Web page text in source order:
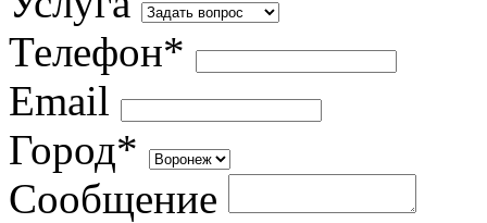
Телефон*
Email
Город*
Сообщение